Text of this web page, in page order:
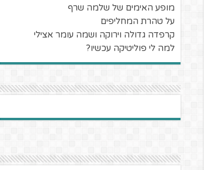
מופע האימים של שלמה שרף
על טהרת המחליפים
קרפדה גדולה וירוקה ושמה עומר אצילי
למה לי פוליטיקה עכשיו?